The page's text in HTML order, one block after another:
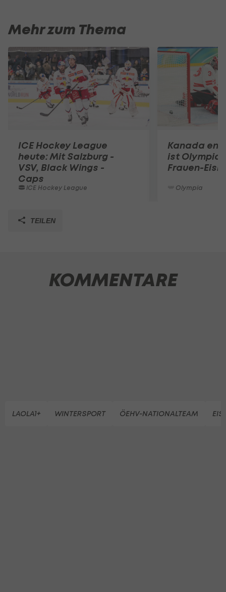
Mehr zum Thema
ICE Hockey League
heute: Mit Salzburg -
VSV, Black Wings -
Caps
ICE Hockey League
Kanada
ist
Frauen-
Olympia
TEILEN
KOMMENTARE
LAOLA1+ WINTERSPORT ÖEHV-NATIONALTEAM